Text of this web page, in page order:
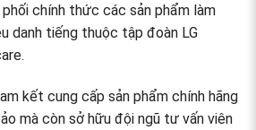
chính thức các sản phẩm làm
danh tiếng thuộc tập đoàn LG
kết cung cấp sản phẩm chính hãng
mà còn sở hữu đội ngũ tư vấn viên